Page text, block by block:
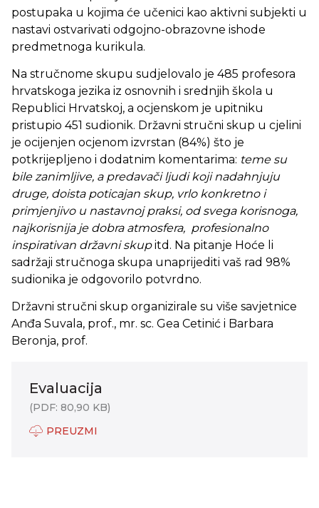
postupaka u kojima će učenici kao aktivni subjekti u
nastavi ostvarivati odgojno-obrazovne ishode
predmetnoga kurikula.
Na stručnome skupu sudjelovalo je 485 profesora
hrvatskoga jezika iz osnovnih i srednjih škola u
Republici Hrvatskoj, a ocjenskom je upitniku
pristupio 451 sudionik. Državni stručni skup u cjelini
je ocijenjen ocjenom izvrstan (84%) što je
potkrijepljeno i dodatnim komentarima: teme su
bile zanimljive, a predavači ljudi koji nadahnjuju
druge, doista poticajan skup, vrlo konkretno i
primjenjivo u nastavnoj praksi, od svega korisnoga,
najkorisnija je dobra atmosfera, profesionalno
inspirativan državni skupitd. Na pitanje Hoće li
sadržaji stručnoga skupa unaprijediti vaš rad 98%
sudionika je odgovorilo potvrdno.
Državni stručni skup organizirale su više savjetnice
Anđa Suvala, prof., mr. sc. Gea Cetinić i Barbara
Beronja, prof.
Evaluacija
(PDF: 80,90 KB)
PREUZMI